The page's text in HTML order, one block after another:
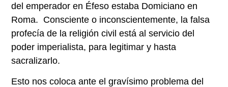
del emperador en Éfeso estaba Domiciano en
Roma. Consciente o inconscientemente, la falsa
profecía de la religión civil está al servicio del
poder imperialista, para legitimar y hasta
sacralizarlo.
Esto nos coloca ante el gravísimo problema del